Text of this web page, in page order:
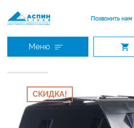
Позвонить нам
Меню
СКИДКА!